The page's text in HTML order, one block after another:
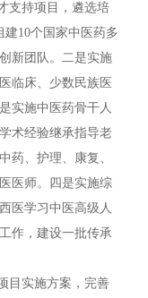
支持项目，遴选培
建10个国家中医药多
新团队。二是实施
临床、少数民族医
实施中医药骨干人
术经验继承指导老
药、护理、康复、
医师。四是实施综
医学习中医高级人
作，建设一批传承
目实施方案，完善